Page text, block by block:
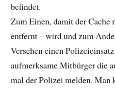
befindet.
Zum Einen, damit der Cache
entfernt – wird und zum
Versehen einen
aufmerksame Mitbürger die
mal der Polizei melden. Man